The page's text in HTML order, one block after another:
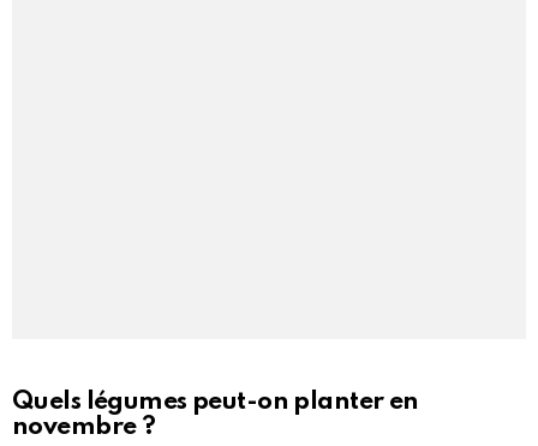
Quels légumes peut-on planter en
novembre ?